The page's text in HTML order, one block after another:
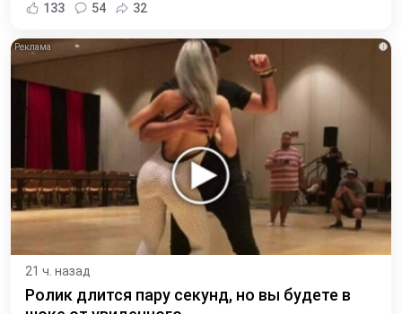
133 54 32
i
21 ч. назад
Ролик длится пару секунд, но вы будете в